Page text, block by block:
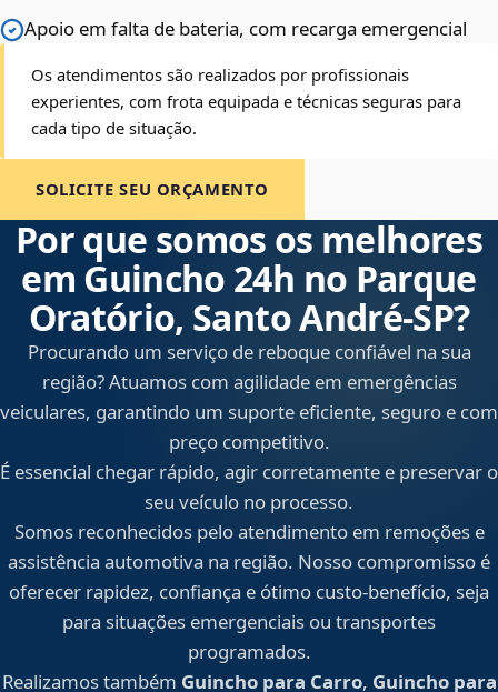
Apoio em falta de bateria, com recarga emergencial
Os atendimentos são realizados por profissionais
experientes, com frota equipada e técnicas seguras para
cada tipo de situação.
SOLICITE SEU ORÇAMENTO
Por que somos os melhores
em Guincho 24h no Parque
Oratório, Santo André‑SP?
Procurando um serviço de reboque confiável na sua
região? Atuamos com agilidade em emergências
veiculares, garantindo um suporte eficiente, seguro e com
preço competitivo.
É essencial chegar rápido, agir corretamente e preservar o
seu veículo no processo.
Somos reconhecidos pelo atendimento em remoções e
assistência automotiva na região. Nosso compromisso é
oferecer rapidez, confiança e ótimo custo-benefício, seja
para situações emergenciais ou transportes
programados.
Realizamos também Guincho para Carro, Guincho para